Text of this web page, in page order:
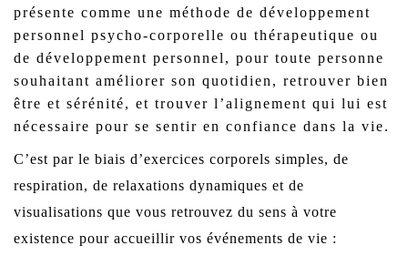
présente comme une méthode de développement
personnel psycho-corporelle ou thérapeutique ou
de développement personnel, pour toute personne
souhaitant améliorer son quotidien, retrouver bien
être et sérénité, et trouver l’alignement qui lui est
nécessaire pour se sentir en confiance dans la vie.
C’est par le biais d’exercices corporels simples, de
respiration, de relaxations dynamiques et de
visualisations que vous retrouvez du sens à votre
existence pour accueillir vos événements de vie :